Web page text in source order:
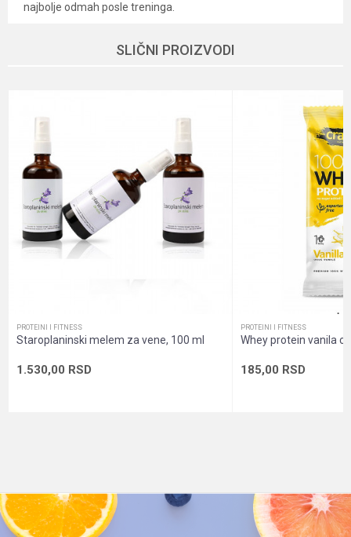
najbolje odmah posle treninga.
Proteini i fitness
Namena Energija, Mišićna masa
Nutritivne
informacije
proteini (više od 10g na 100g), Visok
nivo minerala
Oblik pakovanja Zip kesica
Pol
Poruka
SLIČNI PROIZVODI
PROTEINI I FITNESS
Staroplaninski melem za vene, 100 ml
1.530,00 RSD
PROTEINI I FITNESS
Whey protein vanila
185,00 RSD